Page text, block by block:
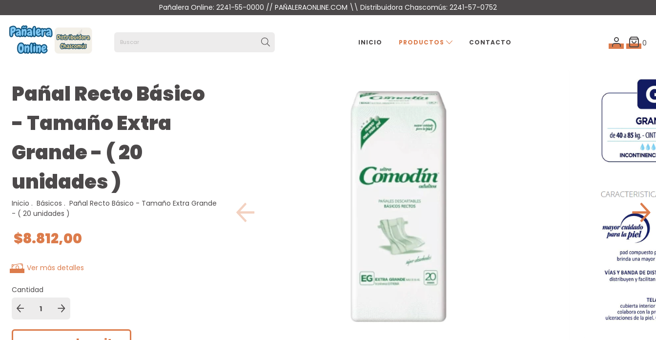
Pañalera Online: 2241-55-0000 // PAÑALERAONLINE.COM \\ Distribuidora Chascomús: 2241-57-0752
INICIO PRODUCTOS CONTACTO 0
Pañal Recto Básico
- Tamaño Extra
Grande - ( 20
unidades )
Inicio . Básicos . Pañal Recto Básico - Tamaño Extra Grande
- ( 20 unidades )
$8.812,00
Ver más detalles
Cantidad